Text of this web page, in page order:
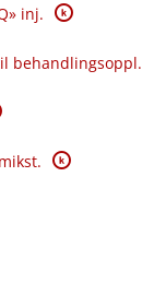
inj. K
behandlingsoppl.
K